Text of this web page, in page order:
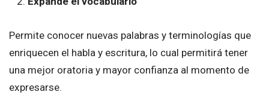
Permite conocer nuevas palabras y terminologías que
enriquecen el habla y escritura, lo cual permitirá tener
una mejor oratoria y mayor confianza al momento de
expresarse.